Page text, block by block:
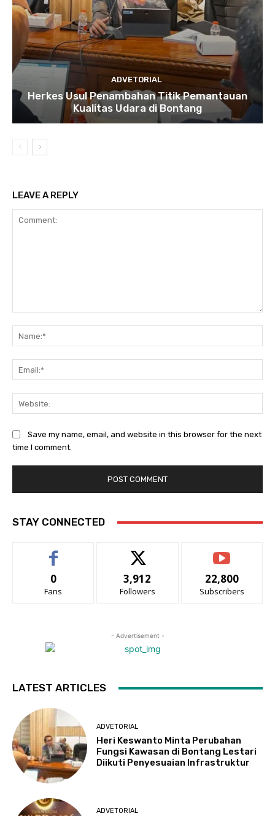
ADVETORIAL
Herkes Usul Penambahan Titik Pemantauan
Kualitas Udara di Bontang
LEAVE A REPLY
Save my name, email, and website in this browser for the next
time I comment.
STAY CONNECTED
0
Fans
3,912
Followers
22,800
Subscribers
- Advertisement -
LATEST ARTICLES
ADVETORIAL
Heri Keswanto Minta Perubahan
Fungsi Kawasan di Bontang Lestari
Diikuti Penyesuaian Infrastruktur
ADVETORIAL